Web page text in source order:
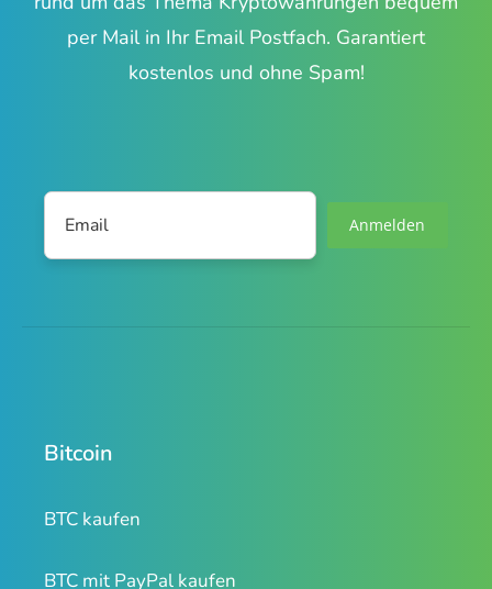
per Mail in Ihr Email Postfach. Garantiert
kostenlos und ohne Spam!
Anmelden
Bitcoin
BTC kaufen
BTC mit PayPal kaufen